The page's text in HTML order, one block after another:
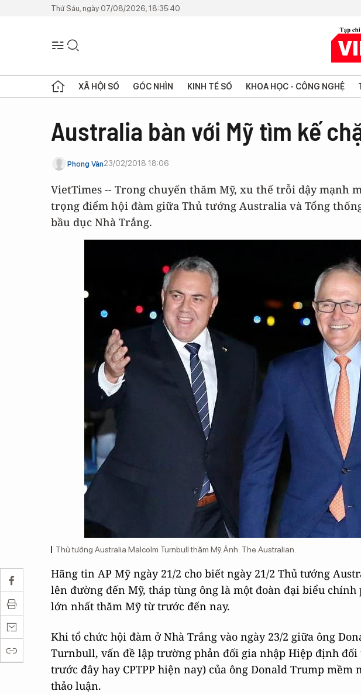
Thứ Sáu, ngày 07/08/2026, 18:35:40
XÃ HỘI SỐ GÓC NHÌN KINH TẾ SỐ KHOA HỌC - CÔNG NGHỆ
Australia bàn với Mỹ tìm kế
Phong Vân23/02/2018 18:06
VietTimes -- Trong chuyến thăm Mỹ, xu thế trỗi dậy mạnh
trọng điểm hội đàm giữa Thủ tướng Australia và Tổng
bầu dục Nhà Trắng.
Thủ tướng Australia Malcolm Turnbull thăm Mỹ. Ảnh: The Australian.
Hãng tin AP Mỹ ngày 21/2 cho biết ngày 21/2 Thủ tướng
lên đường đến Mỹ, tháp tùng ông là một đoàn đại biểu chính
lớn nhất thăm Mỹ từ trước đến nay.
Khi tổ chức hội đàm ở Nhà Trắng vào ngày 23/2 giữa ông
Turnbull, vấn đề lập trường phản đối gia nhập Hiệp định đối
trước đây hay CPTPP hiện nay) của ông Donald Trump mềm
thảo luận.